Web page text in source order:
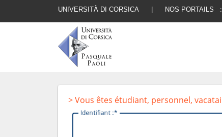
UNIVERSITÀ DI CORSICA NOS PORTAILS :
> Vous êtes étudiant, personnel,
Identifiant :